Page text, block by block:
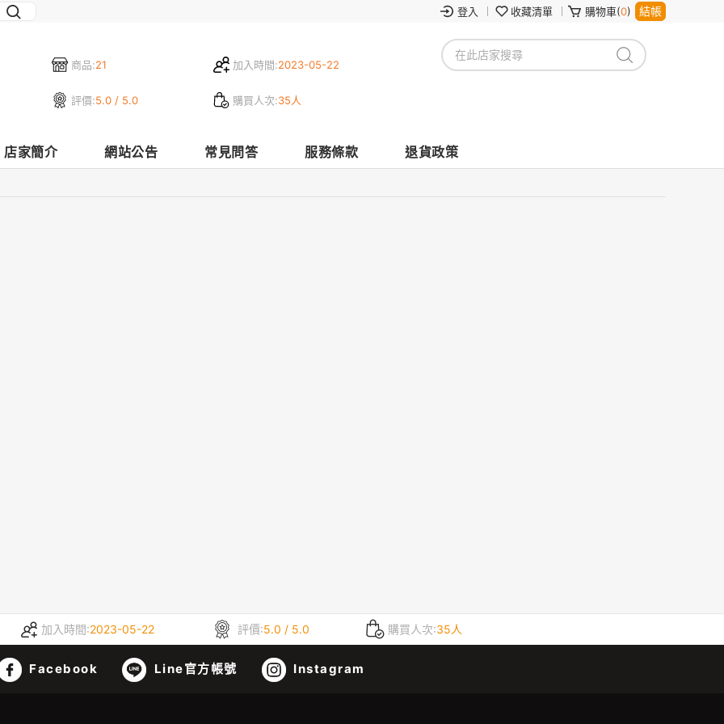
登入 收藏清單 購物車(0) 結帳
商品:21 加入時間:2023-05-22
評價:5.0 / 5.0 購買人次:35人
店家簡介 網站公告 常見問答 服務條款 退貨政策
加入時間:2023-05-22 評價:5.0 / 5.0 購買人次:35人
Facebook Line官方帳號 Instagram